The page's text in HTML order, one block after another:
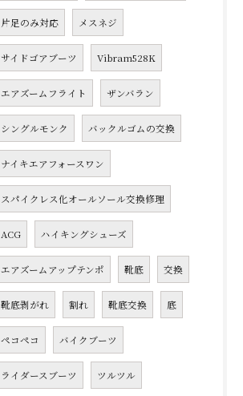
片足のみ対応 メスネジ
サイドゴアブーツ Vibram528K
エアズームフライト ザンバラン
シングルモンク バックルゴムの交換
ナイキエアフォースワン
スパイクレス化オールソール交換修理
ACG ハイキングシューズ
エアズームアップテンポ 靴底 交換
靴底剥がれ 割れ 靴底交換 底
ペコペコ バイクブーツ
ライダースブーツ ツルツル